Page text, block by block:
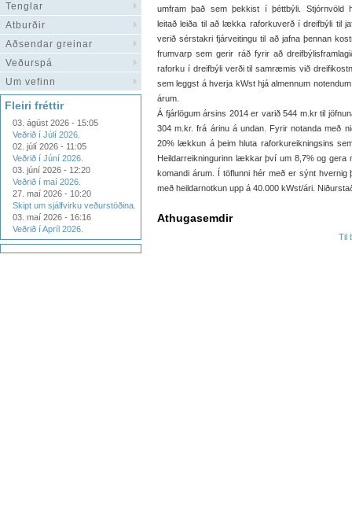
Tenglar
Atburðir
Aðsendar greinar
Veðurspá
Um vefinn
Fleiri fréttir
03. ágúst 2026 - 15:05
Veðrið í Júlí 2026.
02. júlí 2026 - 11:05
Veðrið í Júní 2026.
03. júní 2026 - 12:20
Veðrið í maí 2026.
27. maí 2026 - 10:20
Skipt um sjálfvirku veðurstöðina.
03. maí 2026 - 16:16
Veðrið í Apríl 2026.
umfram það sem þekkist í þéttbýli. Stjórnvöld
leitað leiða til að lækka raforkuverð í dreifbýli til
verið sérstakri fjárveitingu til að jafna þennan
frumvarp sem gerir ráð fyrir að
raforku í dreifbýli verði til samræmis við
sem leggst á hverja kWst hjá almennum
árum.
Á fjárlögum ársins 2014 er varið 544 m.kr til
304 m.kr. frá árinu á undan. Fyrir notanda með
20% lækkun á þeim hluta raforkureikningsins
Heildarreikningurinn lækkar því um 8,7% og
komandi árum. Í töflunni hér með er sýnt hvernig
með heildarnotkun upp á 40.000 kWst/ári.
Athugasemdir
Til